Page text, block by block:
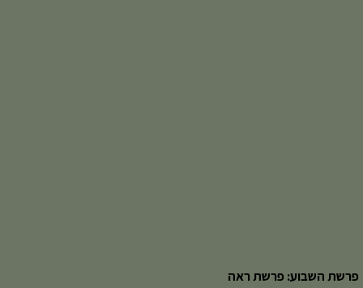
פרשת השבוע: פרשת ראה